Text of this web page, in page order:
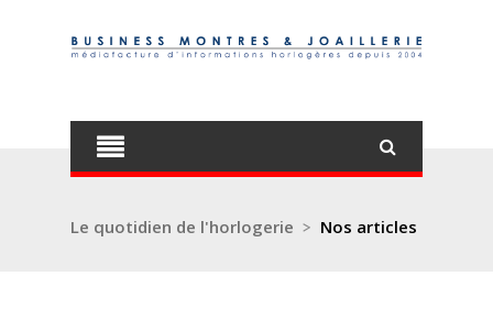
Le quotidien de l'horlogerie > Nos articles